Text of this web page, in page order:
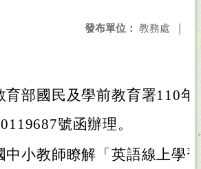
發布單位： 教務處 |
育部國民及學前教育署110
號函辦理。
中小教師瞭解「英語線上學